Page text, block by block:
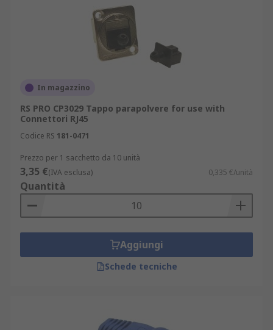
In magazzino
RS PRO CP3029 Tappo parapolvere for use with
Connettori RJ45
Codice RS 181-0471
Prezzo per 1 sacchetto da 10 unità
3,35 €(IVA esclusa) 0,335 €/unità
Quantità
Aggiungi
Schede tecniche